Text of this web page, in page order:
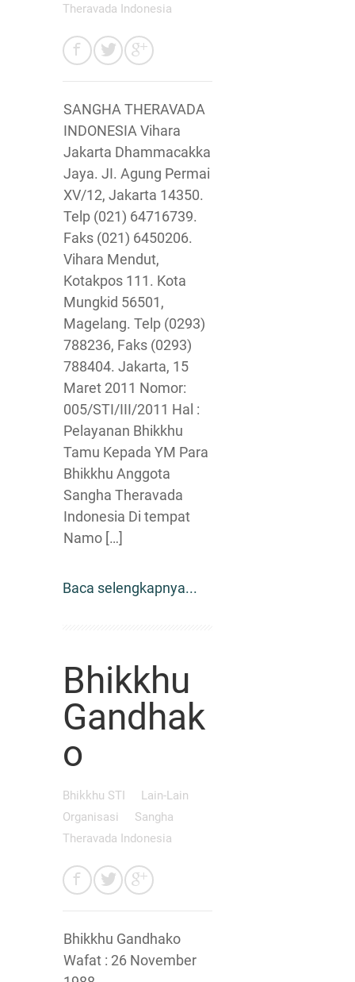
Theravada Indonesia
SANGHA THERAVADA
INDONESIA Vihara
Jakarta Dhammacakka
Jaya. JI. Agung Permai
XV/12, Jakarta 14350.
Telp (021) 64716739.
Faks (021) 6450206.
Vihara Mendut,
Kotakpos 111. Kota
Mungkid 56501,
Magelang. Telp (0293)
788236, Faks (0293)
788404. Jakarta, 15
Maret 2011 Nomor:
005/STI/III/2011 Hal :
Pelayanan Bhikkhu
Tamu Kepada YM Para
Bhikkhu Anggota
Sangha Theravada
Indonesia Di tempat
Namo […]
Baca selengkapnya...
Bhikkhu
Gandhak
o
Bhikkhu STI
Lain-Lain
Organisasi
Sangha
Theravada Indonesia
Bhikkhu Gandhako
Wafat : 26 November